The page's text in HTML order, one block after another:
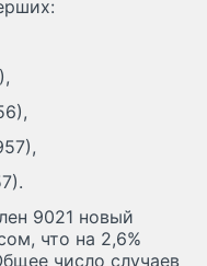
9021 новый
что на 2,6%
число случаев